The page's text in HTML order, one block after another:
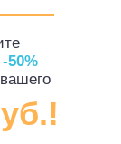
50%